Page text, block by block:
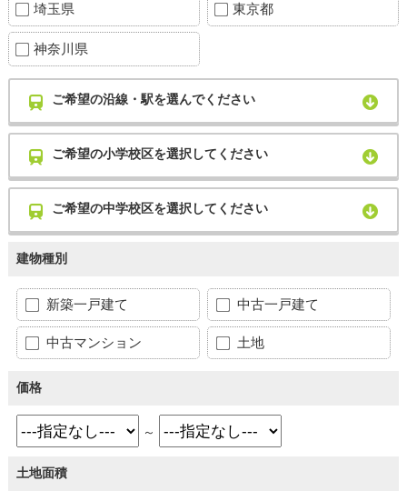
埼玉県 東京都
神奈川県
ご希望の沿線・駅を選んでください
ご希望の小学校区を選択してください
ご希望の中学校区を選択してください
建物種別
新築一戸建て 中古一戸建て
中古マンション 土地
価格
～
土地面積